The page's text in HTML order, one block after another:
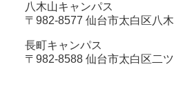
八木山キャンパス
〒982-8577 仙台市太白区八
長町キャンパス
〒982-8588 仙台市太白区二